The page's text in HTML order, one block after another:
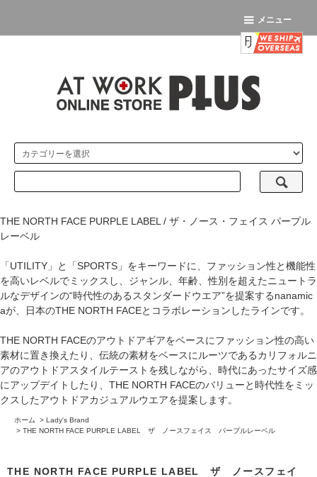
メニュー
THE NORTH FACE PURPLE LABEL / ザ・ノース・フェイス パープル
レーベル
「UTILITY」と「SPORTS」をキーワードに、ファッション性と機能性
を高いレベルでミックスし、ジャンル、年齢、性別を超えたニュートラ
ルなデザインの“時代性のあるスタンダードウエア”を提案するnanamic
aが、日本のTHE NORTH FACEとコラボレーションしたラインです。
THE NORTH FACEのアウトドアギアをベースにファッション性の高い
素材に置き換えたり、伝統の素材をベースにルーツであるカリフォルニ
アのアウトドアスタイルテーストを残しながら、時代にあったサイズ感
にアップデイトしたり、THE NORTH FACEのバリューと時代性をミッ
クスしたアウトドアカジュアルウエアを提案します。
ホーム > Lady's Brand
> THE NORTH FACE PURPLE LABEL ザ ノースフェイス パープルレーベル
THE NORTH FACE PURPLE LABEL ザ ノースフェイ